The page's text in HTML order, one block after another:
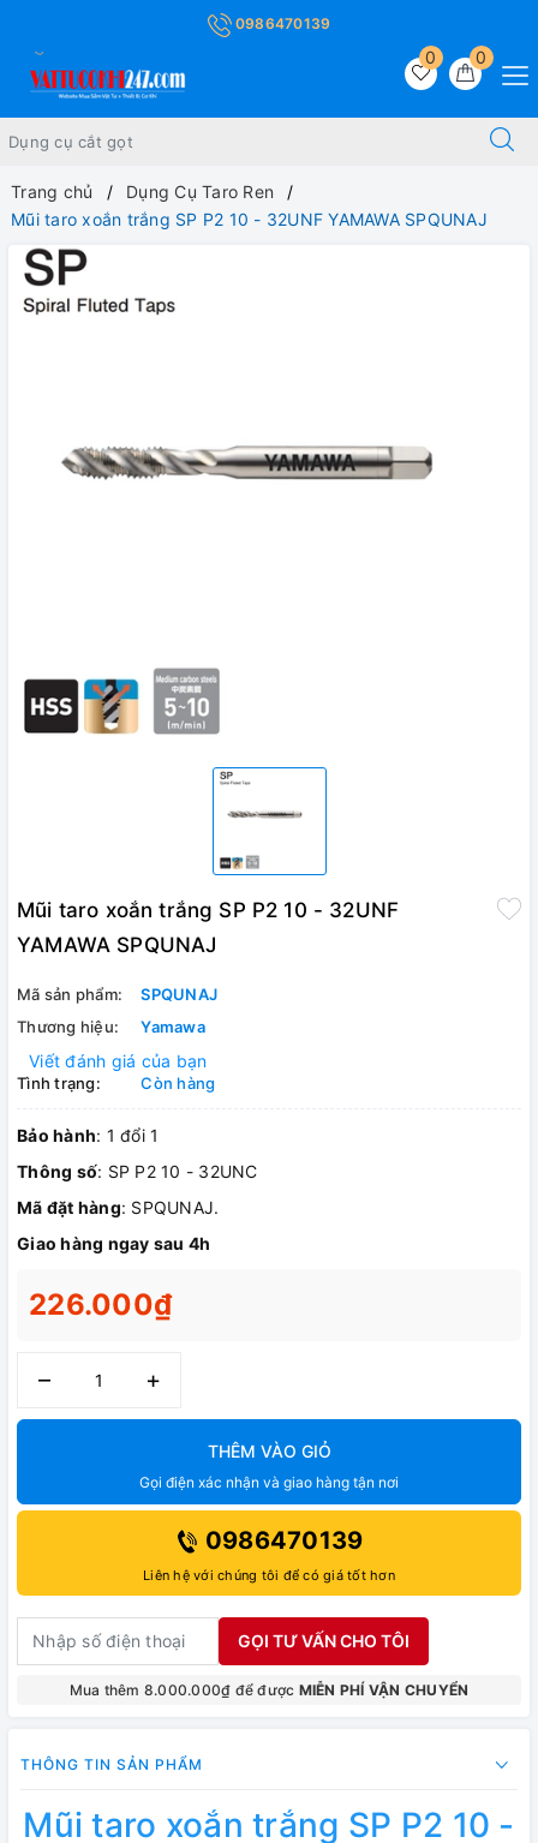
0986470139
0
0
Trang chủ
Dụng Cụ Taro Ren
Mũi taro xoắn trắng SP P2 10 - 32UNF YAMAWA SPQUNAJ
Mũi taro xoắn trắng SP P2 10 - 32UNF
YAMAWA SPQUNAJ
Mã sản phẩm:
SPQUNAJ
Thương hiệu:
Yamawa
Viết đánh giá của bạn
Tình trạng: Còn hàng
Bảo hành: 1 đổi 1
Thông số: SP P2 10 - 32UNC
Mã đặt hàng: SPQUNAJ.
Giao hàng ngay sau 4h
226.000₫
– +
THÊM VÀO GIỎ
Gọi điện xác nhận và giao hàng tận nơi
0986470139
Liên hệ với chúng tôi để có giá tốt hơn
GỌI TƯ VẤN CHO TÔI
Mua thêm 8.000.000₫ để được MIỄN PHÍ VẬN CHUYỂN
THÔNG TIN SẢN PHẨM
Mũi taro xoắn trắng SP P2 10 -